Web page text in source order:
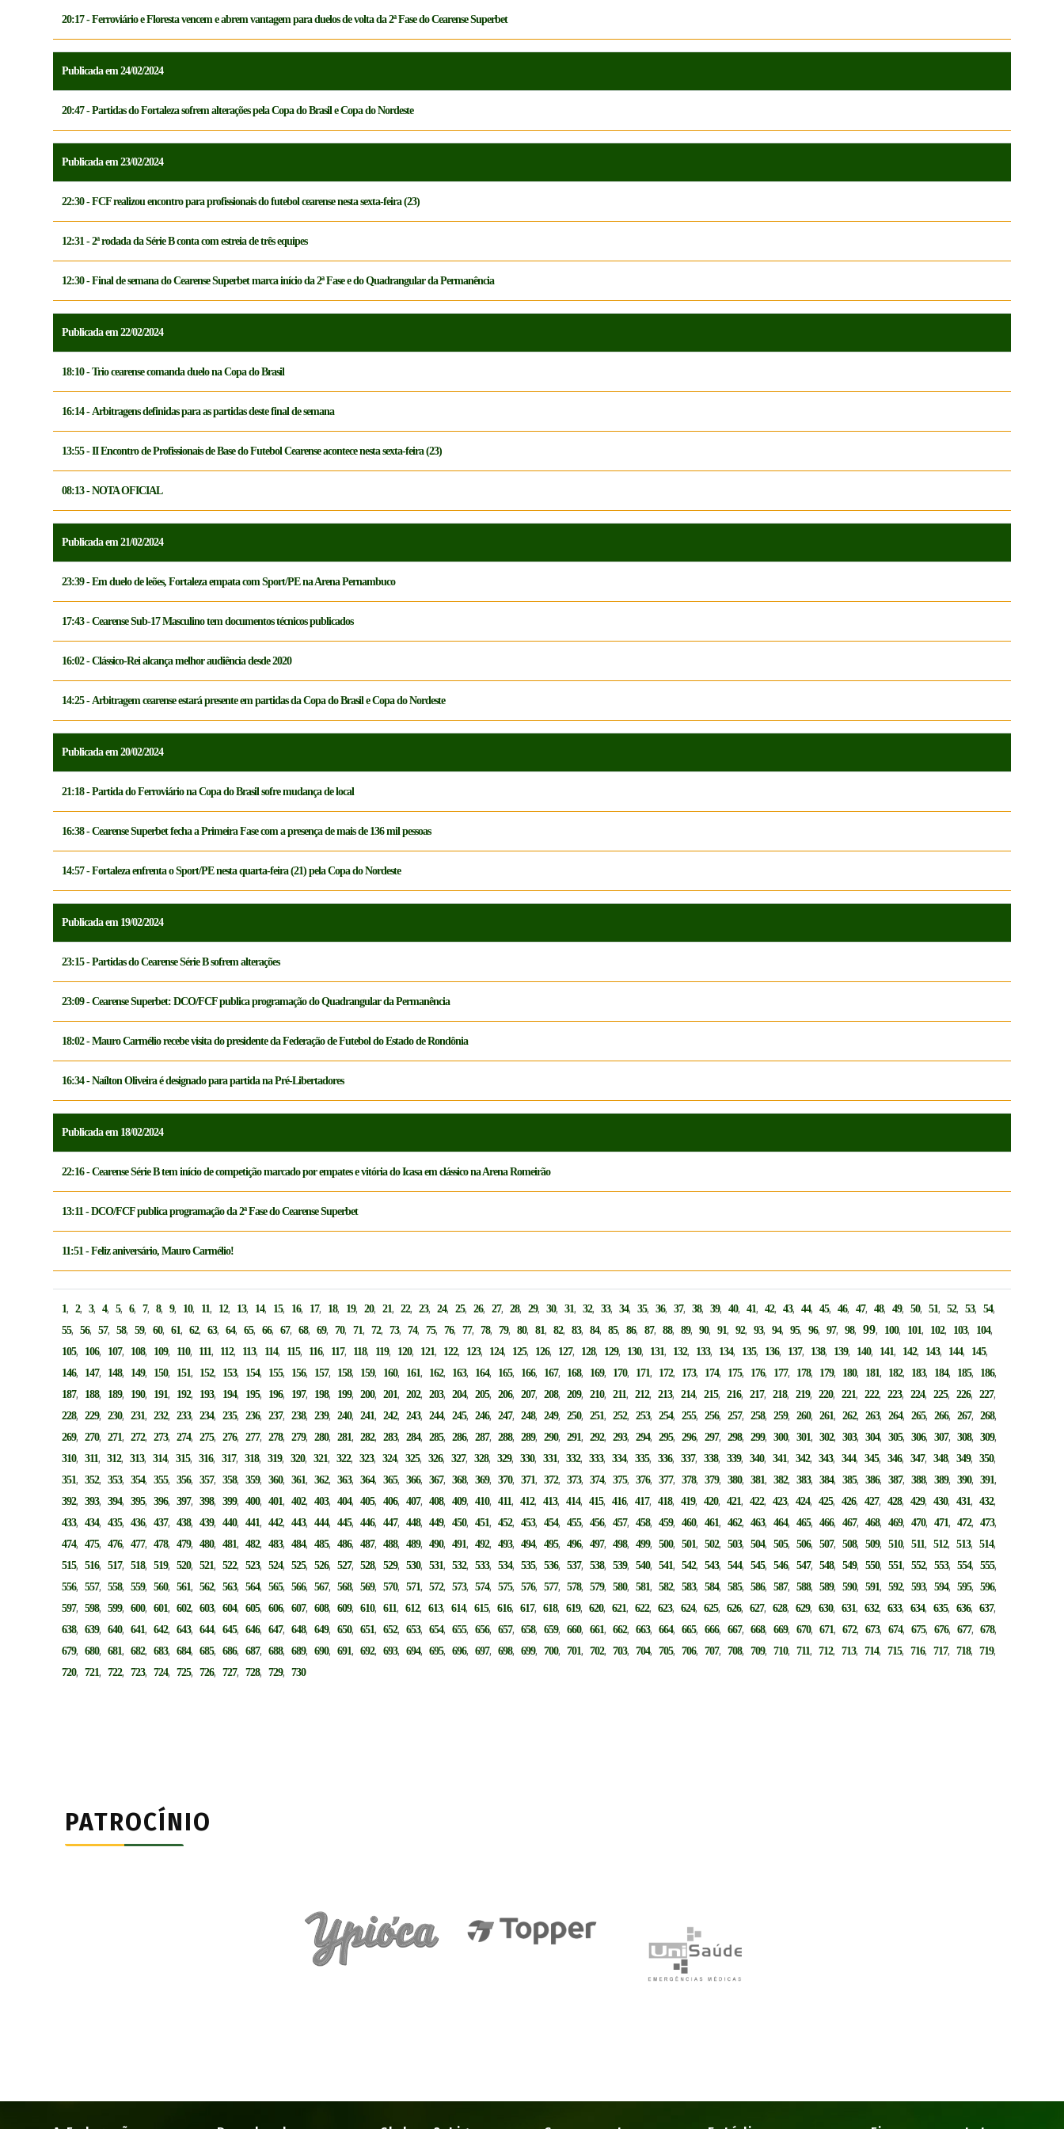
20:17 - Ferroviário e Floresta vencem e abrem vantagem para duelos de volta da 2ª Fase do Cearense Superbet
Publicada em 24/02/2024
20:47 - Partidas do Fortaleza sofrem alterações pela Copa do Brasil e Copa do Nordeste
Publicada em 23/02/2024
22:30 - FCF realizou encontro para profissionais do futebol cearense nesta sexta-feira (23)
12:31 - 2ª rodada da Série B conta com estreia de três equipes
12:30 - Final de semana do Cearense Superbet marca início da 2ª Fase e do Quadrangular da Permanência
Publicada em 22/02/2024
18:10 - Trio cearense comanda duelo na Copa do Brasil
16:14 - Arbitragens definidas para as partidas deste final de semana
13:55 - II Encontro de Profissionais de Base do Futebol Cearense acontece nesta sexta-feira (23)
08:13 - NOTA OFICIAL
Publicada em 21/02/2024
23:39 - Em duelo de leões, Fortaleza empata com Sport/PE na Arena Pernambuco
17:43 - Cearense Sub-17 Masculino tem documentos técnicos publicados
16:02 - Clássico-Rei alcança melhor audiência desde 2020
14:25 - Arbitragem cearense estará presente em partidas da Copa do Brasil e Copa do Nordeste
Publicada em 20/02/2024
21:18 - Partida do Ferroviário na Copa do Brasil sofre mudança de local
16:38 - Cearense Superbet fecha a Primeira Fase com a presença de mais de 136 mil pessoas
14:57 - Fortaleza enfrenta o Sport/PE nesta quarta-feira (21) pela Copa do Nordeste
Publicada em 19/02/2024
23:15 - Partidas do Cearense Série B sofrem alterações
23:09 - Cearense Superbet: DCO/FCF publica programação do Quadrangular da Permanência
18:02 - Mauro Carmélio recebe visita do presidente da Federação de Futebol do Estado de Rondônia
16:34 - Naílton Oliveira é designado para partida na Pré-Libertadores
Publicada em 18/02/2024
22:16 - Cearense Série B tem início de competição marcado por empates e vitória do Icasa em clássico na Arena Romeirão
13:11 - DCO/FCF publica programação da 2ª Fase do Cearense Superbet
11:51 - Feliz aniversário, Mauro Carmélio!
1,2,3,4,5,6,7,8,9, 10, 11, 12, 13, 14, 15, 16, 17, 18, 19,20,21,22,23,24,25,26,27,28,29,30,31,32,33,34,35,36,37,38,39,40,41,42,43,44,45,46,47,48,49,50,51,52,53,54,
55,56,57,58,59,60,61,62,63,64,65,66,67,68,69,70,71,72,73,74,75,76,77,78,79,80,81,82,83,84,85,86,87,88,89,90,91,92,93,94,95,96,97,98,99, 100, 101, 102, 103, 104,
105, 106, 107, 108, 109, 110, 111, 112, 113, 114, 115, 116, 117, 118, 119, 120, 121, 122, 123, 124, 125, 126, 127, 128, 129, 130, 131, 132, 133, 134, 135, 136, 137, 138, 139, 140, 141, 142, 143, 144, 145,
146, 147, 148, 149, 150, 151, 152, 153, 154, 155, 156, 157, 158, 159, 160, 161, 162, 163, 164, 165, 166, 167, 168, 169, 170, 171, 172, 173, 174, 175, 176, 177, 178, 179, 180, 181, 182, 183, 184, 185, 186,
187, 188, 189, 190, 191, 192, 193, 194, 195, 196, 197, 198, 199,200,201,202,203,204,205,206,207,208,209,210,211,212,213,214,215,216,217,218,219,220,221,222,223,224,225,226,227,
228,229,230,231,232,233,234,235,236,237,238,239,240,241,242,243,244,245,246,247,248,249,250,251,252,253,254,255,256,257,258,259,260,261,262,263,264,265,266,267,268,
269,270,271,272,273,274,275,276,277,278,279,280,281,282,283,284,285,286,287,288,289,290,291,292,293,294,295,296,297,298,299,300,301,302,303,304,305,306,307,308,309,
310,311,312,313,314,315,316,317,318,319,320,321,322,323,324,325,326,327,328,329,330,331,332,333,334,335,336,337,338,339,340,341,342,343,344,345,346,347,348,349,350,
351,352,353,354,355,356,357,358,359,360,361,362,363,364,365,366,367,368,369,370,371,372,373,374,375,376,377,378,379,380,381,382,383,384,385,386,387,388,389,390,391,
392,393,394,395,396,397,398,399,400,401,402,403,404,405,406,407,408,409,410,411,412,413,414,415,416,417,418,419,420,421,422,423,424,425,426,427,428,429,430,431,432,
433,434,435,436,437,438,439,440,441,442,443,444,445,446,447,448,449,450,451,452,453,454,455,456,457,458,459,460,461,462,463,464,465,466,467,468,469,470,471,472,473,
474,475,476,477,478,479,480,481,482,483,484,485,486,487,488,489,490,491,492,493,494,495,496,497,498,499,500,501,502,503,504,505,506,507,508,509,510,511,512,513,514,
515,516,517,518,519,520,521,522,523,524,525,526,527,528,529,530,531,532,533,534,535,536,537,538,539,540,541,542,543,544,545,546,547,548,549,550,551,552,553,554,555,
556,557,558,559,560,561,562,563,564,565,566,567,568,569,570,571,572,573,574,575,576,577,578,579,580,581,582,583,584,585,586,587,588,589,590,591,592,593,594,595,596,
597,598,599,600,601,602,603,604,605,606,607,608,609,610,611,612,613,614,615,616,617,618,619,620,621,622,623,624,625,626,627,628,629,630,631,632,633,634,635,636,637,
638,639,640,641,642,643,644,645,646,647,648,649,650,651,652,653,654,655,656,657,658,659,660,661,662,663,664,665,666,667,668,669,670,671,672,673,674,675,676,677,678,
679,680,681,682,683,684,685,686,687,688,689,690,691,692,693,694,695,696,697,698,699,700,701,702,703,704,705,706,707,708,709,710,711,712,713,714,715,716,717,718,719,
720,721,722,723,724,725,726,727,728,729,730
PATROCÍNIO